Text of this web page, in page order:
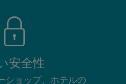
安全性
ショップ、ホテルの